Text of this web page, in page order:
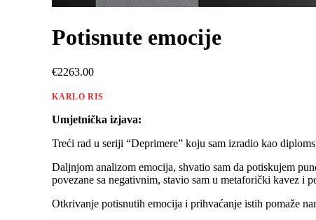
Potisnute emocije
€2263.00
KARLO RIS
Umjetnička izjava:
Treći rad u seriji “Deprimere” koju sam izradio kao
Daljnjom analizom emocija, shvatio sam da potiskujem
povezane sa negativnim, stavio sam u metaforički kavez i
Otkrivanje potisnutih emocija i prihvaćanje istih pomaže